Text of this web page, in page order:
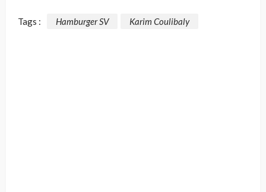
Tags : Hamburger SV Karim Coulibaly